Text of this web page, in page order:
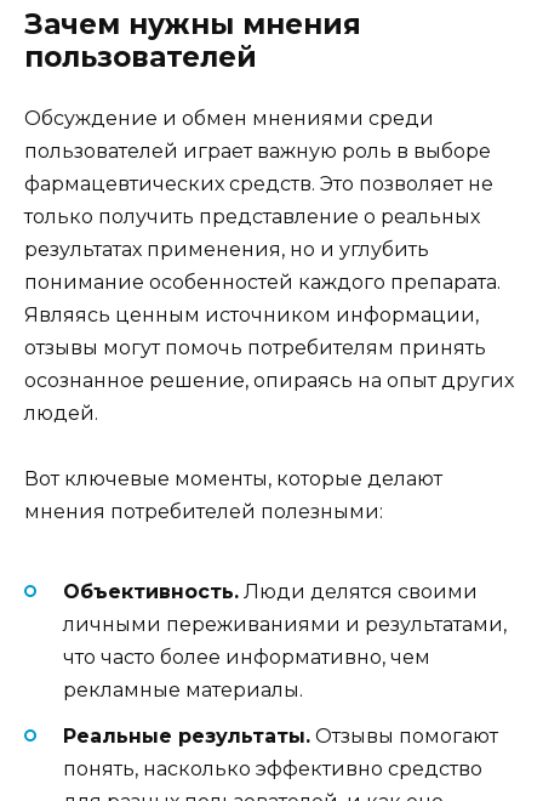
Зачем нужны мнения
пользователей
Обсуждение и обмен мнениями среди
пользователей играет важную роль в выборе
фармацевтических средств. Это позволяет не
только получить представление о реальных
результатах применения, но и углубить
понимание особенностей каждого препарата.
Являясь ценным источником информации,
отзывы могут помочь потребителям принять
осознанное решение, опираясь на опыт других
людей.
Вот ключевые моменты, которые делают
мнения потребителей полезными:
Объективность. Люди делятся своими
личными переживаниями и результатами,
что часто более информативно, чем
рекламные материалы.
Реальные результаты. Отзывы помогают
понять, насколько эффективно средство